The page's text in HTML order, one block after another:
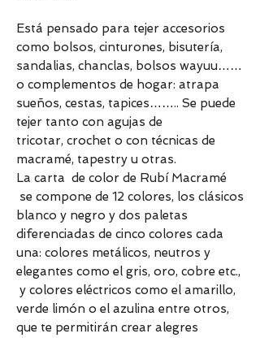
Está pensado para tejer accesorios
como bolsos, cinturones, bisutería,
sandalias, chanclas, bolsos wayuu……
o complementos de hogar: atrapa
sueños, cestas, tapices…….. Se puede
tejer tanto con agujas de
tricotar, crochet o con técnicas de
macramé, tapestry u otras.
La carta de color de Rubí Macramé
se compone de 12 colores, los clásicos
blanco y negro y dos paletas
diferenciadas de cinco colores cada
una: colores metálicos, neutros y
elegantes como el gris, oro, cobre etc.,
y colores eléctricos como el amarillo,
verde limón o el azulina entre otros,
que te permitirán crear alegres